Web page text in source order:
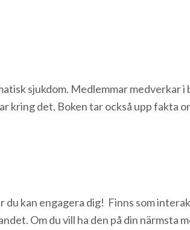
sjukdom. Medlemmar medverkar i
det. Boken tar också upp fakta
du kan engagera dig! Finns som
Om du vill ha den på din närmsta